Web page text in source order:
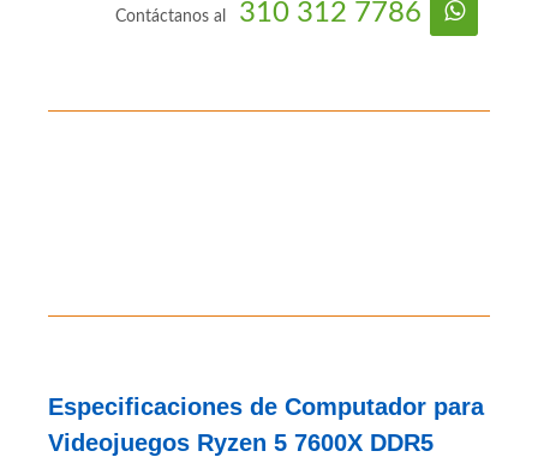
Contáctanos al 310 312 7786
Especificaciones de Computador para
Videojuegos Ryzen 5 7600X DDR5